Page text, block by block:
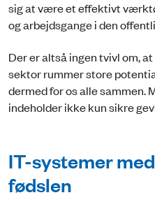
sig at være et effektivt
og arbejdsgange i den
Der er altså ingen tvivl om,
sektor rummer store
dermed for os alle sammen.
indeholder ikke kun sikre
IT-systemer
fødslen